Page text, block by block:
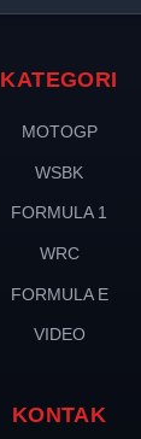
KATEGORI
MOTOGP
WSBK
FORMULA 1
WRC
FORMULA E
VIDEO
KONTAK